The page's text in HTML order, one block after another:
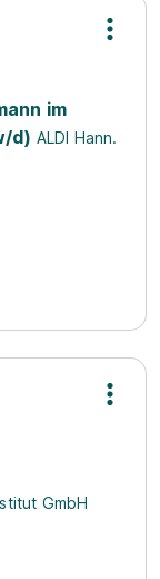
im
d) ALDI Hann.
GmbH